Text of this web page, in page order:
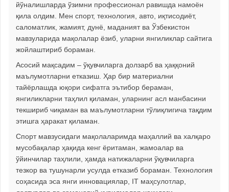
йўналишларда ўзимни профессионал равишда намоён
қила олдим. Мен спорт, технология, авто, иқтисодиёт,
саломатлик, жамият, дунё, маданият ва Ўзбекистон
мавзуларида мақолалар ёзиб, уларни янгиликлар сайтига
жойлаштириб бораман.
Асосий мақсадим – ўқувчиларга долзарб ва ҳаққоний
маълумотларни етказиш. Ҳар бир материални
тайёрлашда юқори сифатга эътибор бераман,
янгиликларни таҳлил қиламан, уларнинг асл манбасини
текшириб чиқаман ва маълумотларни тўлиқлигича тақдим
этишга ҳаракат қиламан.
Спорт мавзусидаги мақолаларимда маҳаллий ва халқаро
мусобақалар ҳақида кенг ёритаман, жамоалар ва
ўйинчилар таҳлили, ҳамда натижаларни ўқувчиларга
тезкор ва тушунарли усулда етказиб бораман. Технология
соҳасида эса янги инновациялар, IT маҳсулотлар,